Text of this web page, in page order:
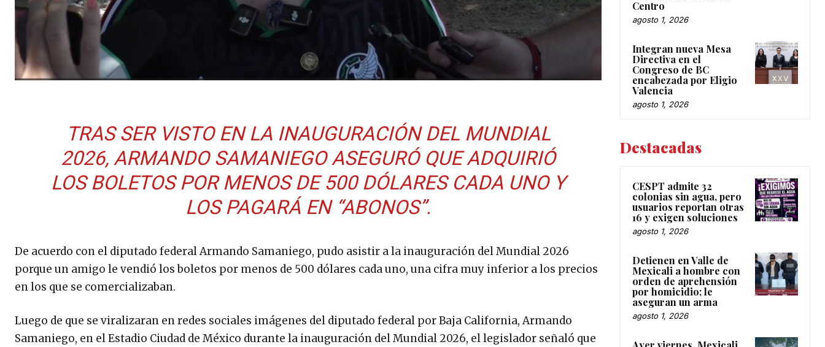
TRAS SER VISTO EN LA INAUGURACIÓN DEL MUNDIAL
2026, ARMANDO SAMANIEGO ASEGURÓ QUE ADQUIRIÓ
LOS BOLETOS POR MENOS DE 500 DÓLARES CADA UNO Y
LOS PAGARÁ EN “ABONOS”.
De acuerdo con el diputado federal Armando Samaniego, pudo asistir a la inauguración del Mundial 2026
porque un amigo le vendió los boletos por menos de 500 dólares cada uno, una cifra muy inferior a los precios
en los que se comercializaban.
Luego de que se viralizaran en redes sociales imágenes del diputado federal por Baja California, Armando
Samaniego, en el Estadio Ciudad de México durante la inauguración del Mundial 2026, el legislador señaló que
Centro
agosto 1, 2026
Integran nueva Mesa
Directiva en el
Congreso de BC
encabezada por Eligio
Valencia
agosto 1, 2026
Destacadas
CESPT admite 32
colonias sin agua, pero
usuarios reportan otras
16 y exigen soluciones
agosto 1, 2026
Detienen en Valle de
Mexicali a hombre con
orden de aprehensión
por homicidio; le
aseguran un arma
agosto 1, 2026